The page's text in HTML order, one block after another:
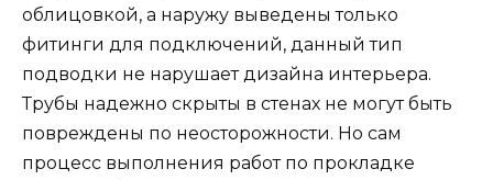
облицовкой, а наружу выведены только
фитинги для подключений, данный тип
подводки не нарушает дизайна интерьера.
Трубы надежно скрыты в стенах не могут быть
повреждены по неосторожности. Но сам
процесс выполнения работ по прокладке